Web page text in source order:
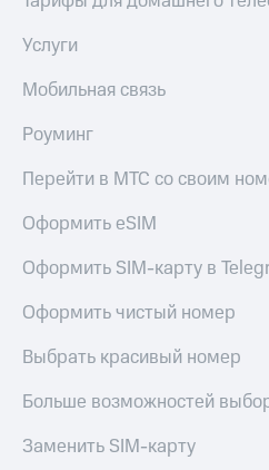
Услуги
Мобильная связь
Роуминг
Перейти в МТС со своим
Оформить eSIM
Оформить SIM-карту в
Оформить чистый номер
Выбрать красивый номер
Больше возможностей
Заменить SIM-карту